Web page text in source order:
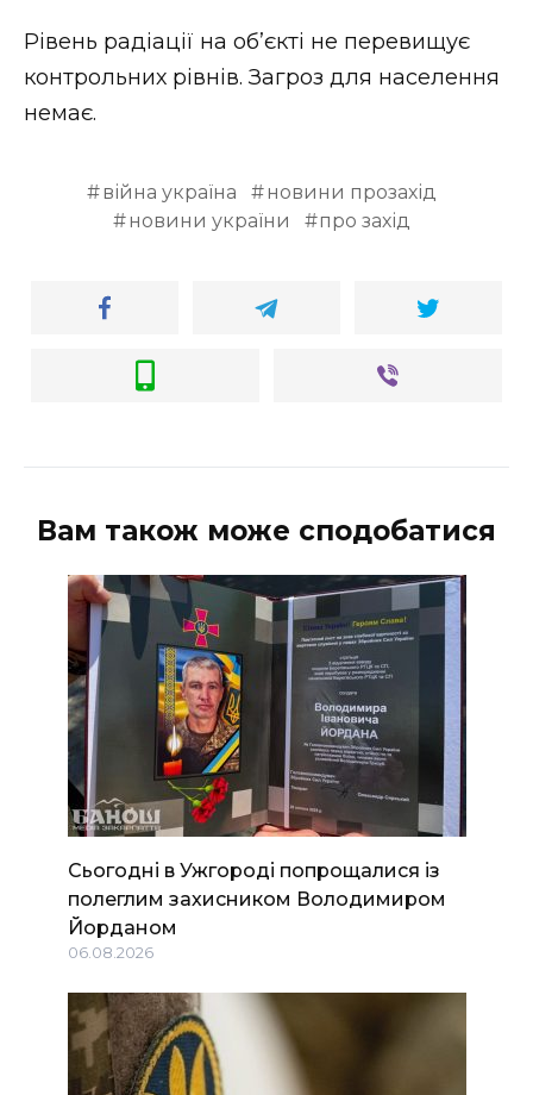
Рівень радіації на об’єкті не перевищує
контрольних рівнів. Загроз для населення
немає.
війна україна
новини прозахід
новини україни
про захід
Вам також може сподобатися
Сьогодні в Ужгороді попрощалися із
полеглим захисником Володимиром
Йорданом
06.08.2026